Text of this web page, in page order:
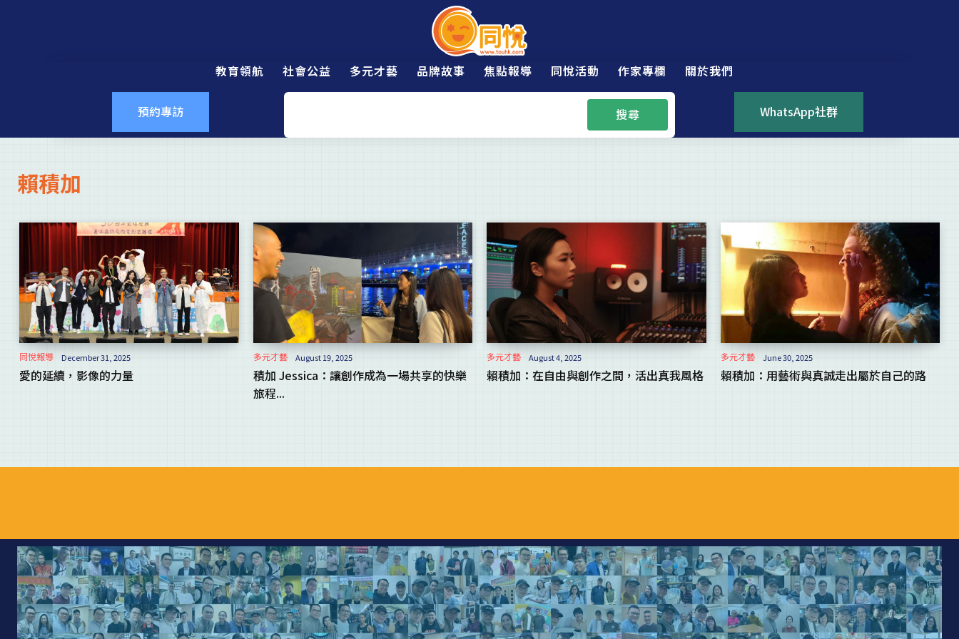
教育領航 社會公益 多元才藝 品牌故事 焦點報導 同悅活動 作家專欄 關於我們
預約專訪 搜尋 WhatsApp社群
賴積加
同悅報導 December 31, 2025
愛的延續，影像的力量
多元才藝 August 19, 2025
積加 Jessica：讓創作成為一場共享的快樂
旅程...
多元才藝 August 4, 2025
賴積加：在自由與創作之間，活出真我風格
多元才藝 June 30, 2025
賴積加：用藝術與真誠走出屬於自己的路